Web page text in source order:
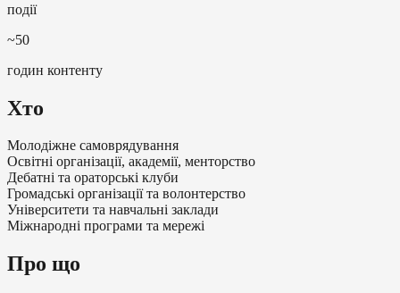
події
~50
годин контенту
Хто
Молодіжне самоврядування
Освітні організації, академії, менторство
Дебатні та ораторські клуби
Громадські організації та волонтерство
Університети та навчальні заклади
Міжнародні програми та мережі
Про що